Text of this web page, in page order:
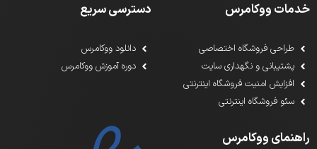
خدمات ووکامرس
طراحی فروشگاه اختصاصی
پشتیبانی و نگهداری سایت
افزایش امنیت فروشگاه اینترنتی
سئو فروشگاه اینترنتی
دسترسی سریع
دانلود ووکامرس
دوره آموزش ووکامرس
راهنمای ووکامرس